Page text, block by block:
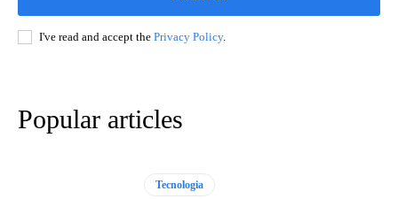
I've read and accept the Privacy Policy.
Popular articles
Tecnologia